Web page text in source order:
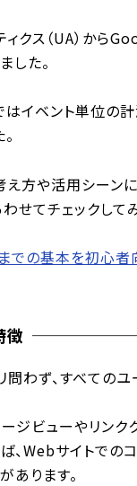
クス（UA）から
した。
イベント単位の
方や活用シーン
せてチェックして
での基本を初心者
徴
問わず、すべての
ビューやリンク
、Webサイトでの
あります。